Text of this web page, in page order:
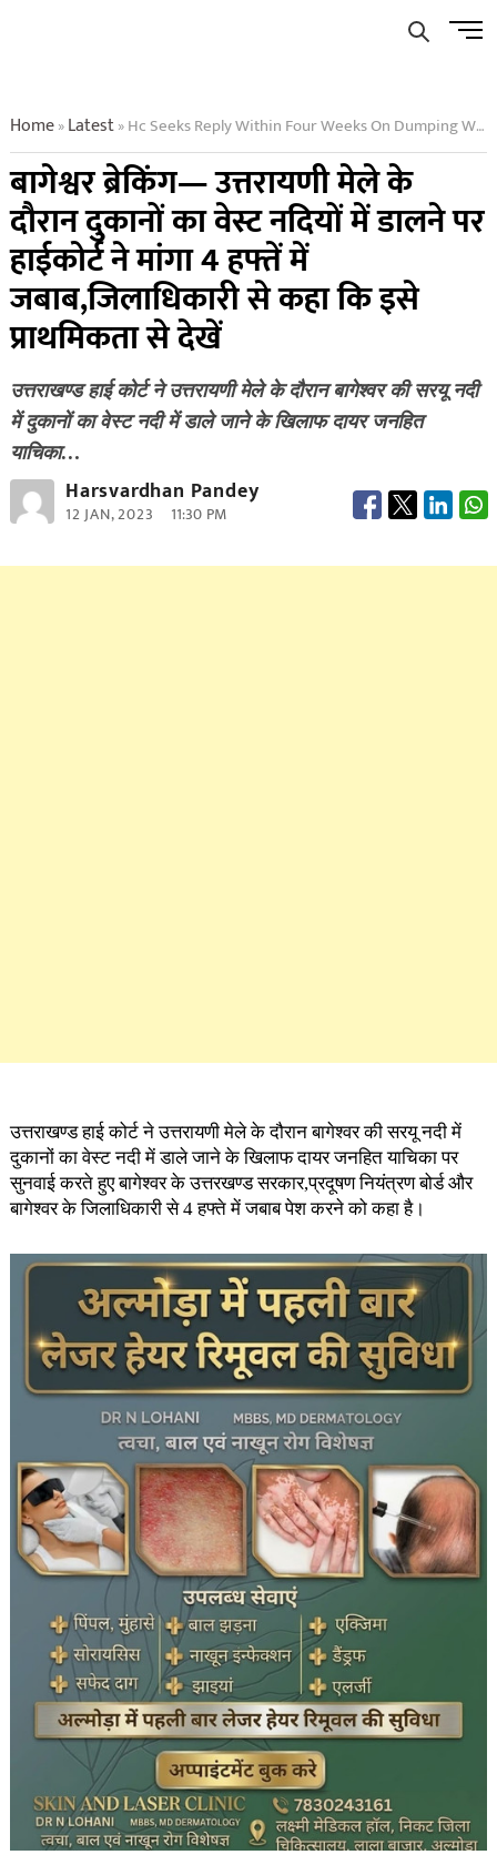
Menu
Home»Latest»Hc Seeks Reply Within Four Weeks On Dumping Waste Of Shops In Rivers During Uttarayani Mela
बागेश्वर ब्रेकिंग— उत्तरायणी मेले के
दौरान दुकानों का वेस्ट नदियों में डालने पर
हाईकोर्ट ने मांगा 4 हफ्तें में
जबाब,जिलाधिकारी से कहा कि इसे
प्राथमिकता से देखें
उत्तराखण्ड हाई कोर्ट ने उत्तरायणी मेले के दौरान बागेश्वर की सरयू नदी
में दुकानों का वेस्ट नदी में डाले जाने के खिलाफ दायर जनहित
याचिका…
Harsvardhan Pandey
12 JAN, 2023 11:30 PM
उत्तराखण्ड हाई कोर्ट ने उत्तरायणी मेले के दौरान बागेश्वर की सरयू नदी में
दुकानों का वेस्ट नदी में डाले जाने के खिलाफ दायर जनहित याचिका पर
सुनवाई करते हुए बागेश्वर के उत्तरखण्ड सरकार,प्रदूषण नियंत्रण बोर्ड और
बागेश्वर के जिलाधिकारी से 4 हफ्ते में जबाब पेश करने को कहा है।